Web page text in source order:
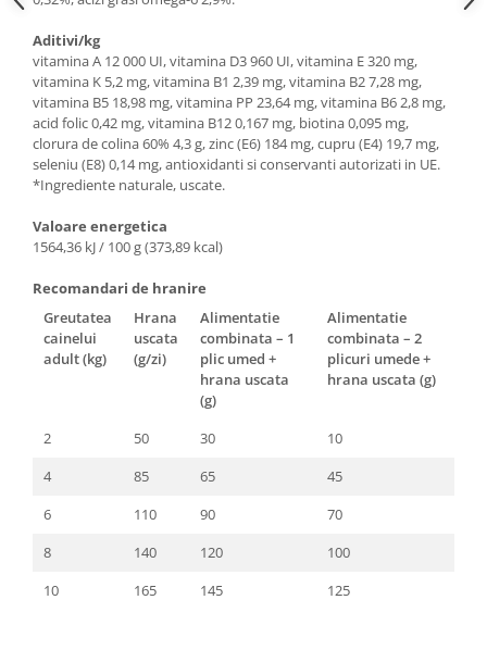
Aditivi/kg
vitamina A 12 000 UI, vitamina D3 960 UI, vitamina E 320 mg,
vitamina K 5,2 mg, vitamina B1 2,39 mg, vitamina B2 7,28 mg,
vitamina B5 18,98 mg, vitamina PP 23,64 mg, vitamina B6 2,8 mg,
acid folic 0,42 mg, vitamina B12 0,167 mg, biotina 0,095 mg,
clorura de colina 60% 4,3 g, zinc (E6) 184 mg, cupru (E4) 19,7 mg,
seleniu (E8) 0,14 mg, antioxidanti si conservanti autorizati in UE.
*Ingrediente naturale, uscate.
Valoare energetica
1564,36 kJ / 100 g (373,89 kcal)
Recomandari de hranire
Greutatea
cainelui
adult (kg)
Hrana
uscata
(g/zi)
Alimentatie
combinata – 1
plic umed +
hrana uscata
(g)
Alimentatie
combinata – 2
plicuri umede +
hrana uscata (g)
2 50 30
10
4
85 65
45
6
110 90
70
8
140 120
100
10
165 145 125